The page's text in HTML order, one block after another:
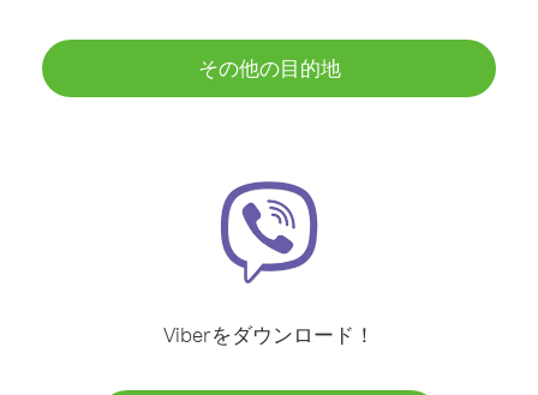
その他の目的地
Viberをダウンロード！